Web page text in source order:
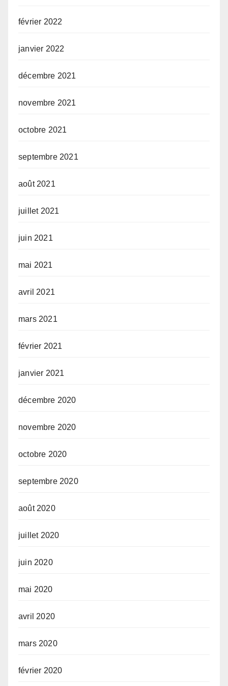
février 2022
janvier 2022
décembre 2021
novembre 2021
octobre 2021
septembre 2021
août 2021
juillet 2021
juin 2021
mai 2021
avril 2021
mars 2021
février 2021
janvier 2021
décembre 2020
novembre 2020
octobre 2020
septembre 2020
août 2020
juillet 2020
juin 2020
mai 2020
avril 2020
mars 2020
février 2020